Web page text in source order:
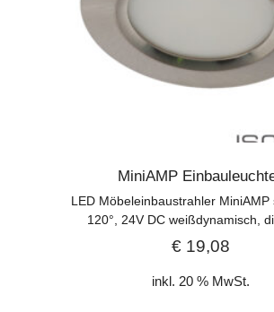
MiniAMP
LED Möbeleinbaustrahler MiniAMP
120°, 24V DC weißdynamisch,
€ 19,08
inkl. 20 % MwSt.